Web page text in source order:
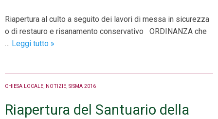
Riapertura al culto a seguito dei lavori di messa in sicurezza
o di restauro e risanamento conservativo ORDINANZA che
… Leggi tutto Riapertura
»
CHIESA LOCALE, NOTIZIE, SISMA 2016
Riapertura del Santuario della